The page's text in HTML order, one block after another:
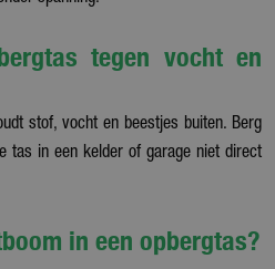
tegen vocht en
stof, vocht en beestjes buiten. Berg
tas in een kelder of garage niet direct
in een opbergtas?